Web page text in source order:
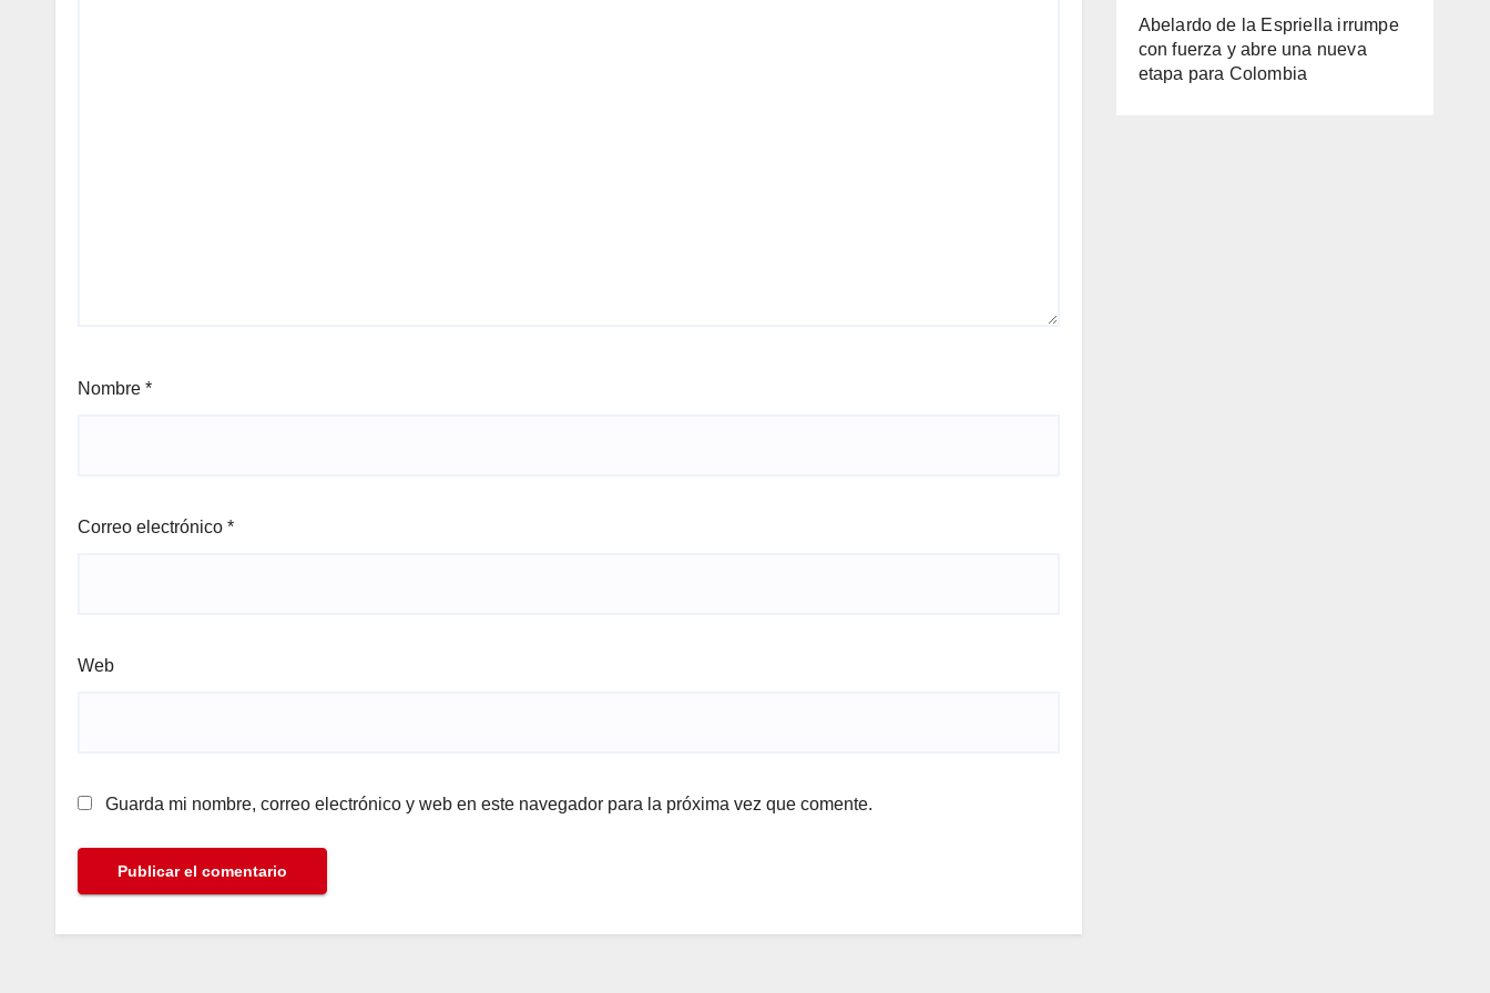
Nombre *
Correo electrónico *
Web
Guarda mi nombre, correo electrónico y web en este navegador para la próxima vez que comente.
Abelardo de la Espriella irrumpe
con fuerza y abre una nueva
etapa para Colombia